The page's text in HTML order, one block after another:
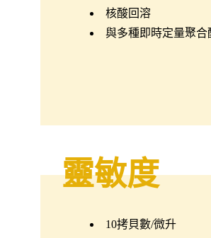
核酸回溶
與多種即時定量聚
靈敏度
10拷貝數/微升